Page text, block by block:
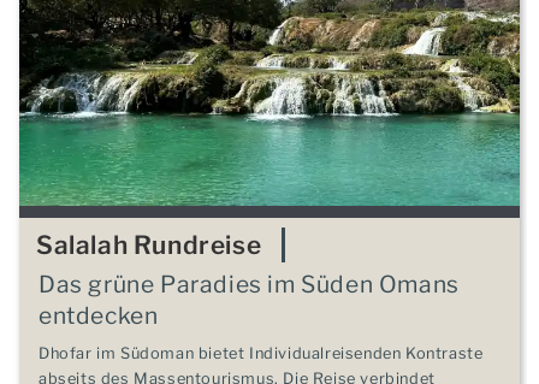
Salalah Rundreise
Das grüne Paradies im Süden Omans
entdecken
Dhofar im Südoman bietet Individualreisenden Kontraste
abseits des Massentourismus. Die Reise verbindet